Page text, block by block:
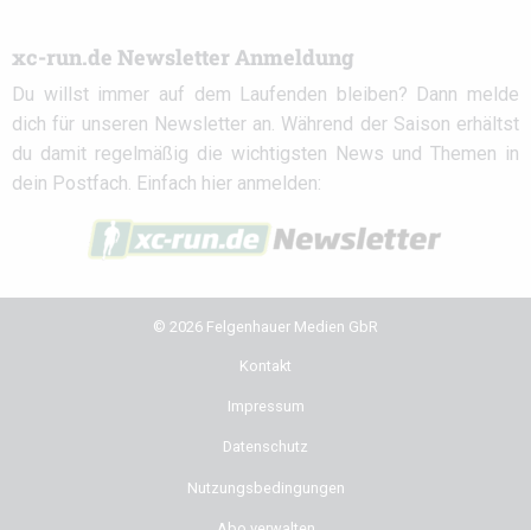
xc-run.de Newsletter Anmeldung
Du willst immer auf dem Laufenden bleiben? Dann melde
dich für unseren Newsletter an. Während der Saison erhältst
du damit regelmäßig die wichtigsten News und Themen in
dein Postfach. Einfach hier anmelden:
© 2026 Felgenhauer Medien GbR
Kontakt
Impressum
Datenschutz
Nutzungsbedingungen